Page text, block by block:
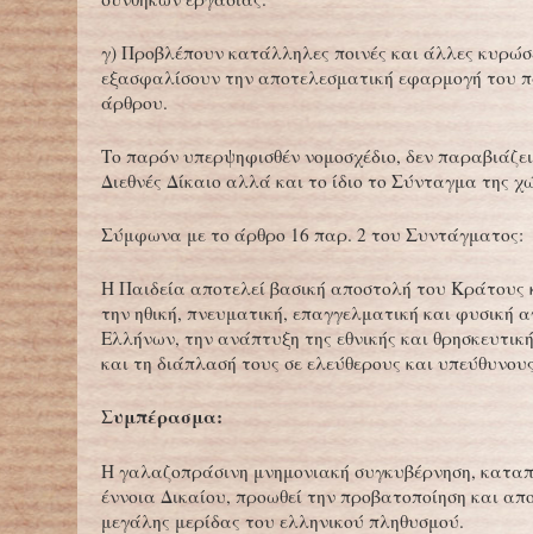
γ) Προβλέπουν κατάλληλες ποινές και άλλες
εξασφαλίσουν την αποτελεσματική εφαρμογή του
άρθρου.
Το παρόν υπερψηφισθέν νομοσχέδιο, δεν
Διεθνές Δίκαιο αλλά και το ίδιο το Σύνταγμα της
Σύμφωνα με το άρθρο 16 παρ. 2 του Συντάγματος:
H Παιδεία αποτελεί βασική αποστολή του Kράτους
την ηθική, πνευματική, επαγγελματική και φυσική
Eλλήνων, την ανάπτυξη της εθνικής και
και τη διάπλασή τους σε ελεύθερους και
Συμπέρασμα:
Η γαλαζοπράσινη μνημονιακή συγκυβέρνηση,
έννοια Δικαίου, προωθεί την προβατοποίηση και
μεγάλης μερίδας του ελληνικού πληθυσμού.